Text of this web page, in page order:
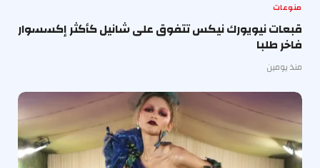
منوعات
قبعات نيويورك نيكس تتفوق على شانيل كأكثر إكسسوار
فاخر طلبا
منذ يومين